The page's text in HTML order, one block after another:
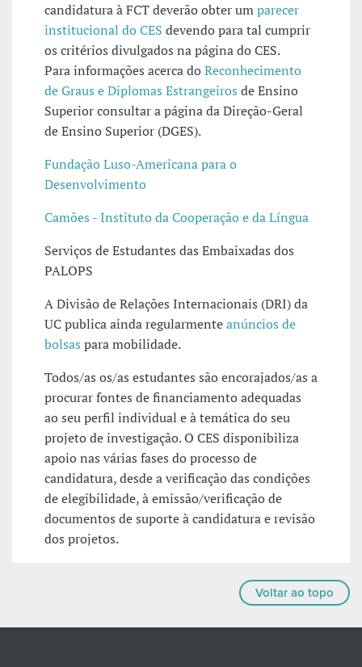
candidatura à FCT deverão obter umparecer
institucional do CES devendo para tal cumprir
os critérios divulgados na página do CES.
Para informações acerca doReconhecimento
de Graus e Diplomas Estrangeiros de Ensino
Superior consultar a página da Direção-Geral
de Ensino Superior (DGES).
Fundação Luso-Americana para o
Desenvolvimento
Camões - Instituto da Cooperação e da Língua
Serviços de Estudantes das Embaixadas dos
PALOPS
A Divisão de Relações Internacionais (DRI) da
UC publica ainda regularmenteanúncios de
bolsas para mobilidade.
Todos/as os/as estudantes são encorajados/as a
procurar fontes de financiamento adequadas
ao seu perfil individual e à temática do seu
projeto de investigação. O CES disponibiliza
apoio nas várias fases do processo de
candidatura, desde a verificação das condições
de elegibilidade, à emissão/verificação de
documentos de suporte à candidatura e revisão
dos projetos.
Voltar ao topo